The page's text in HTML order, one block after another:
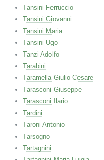
Tansini Ferruccio
Tansini Giovanni
Tansini Maria
Tansini Ugo
Tanzi Adolfo
Tarabini
Taramella Giulio Cesare
Tarasconi Giuseppe
Tarasconi Ilario
Tardini
Taroni Antonio
Tarsogno
Tartagnini